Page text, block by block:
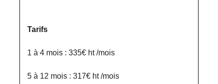
Tarifs
1 à 4 mois : 335€ ht /mois
5 à 12 mois : 317€ ht /mois